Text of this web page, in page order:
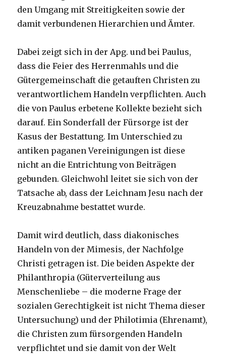
den Umgang mit Streitigkeiten sowie der
damit verbundenen Hierarchien und Ämter.
Dabei zeigt sich in der Apg. und bei Paulus,
dass die Feier des Herrenmahls und die
Gütergemeinschaft die getauften Christen zu
verantwortlichem Handeln verpflichten. Auch
die von Paulus erbetene Kollekte bezieht sich
darauf. Ein Sonderfall der Fürsorge ist der
Kasus der Bestattung. Im Unterschied zu
antiken paganen Vereinigungen ist diese
nicht an die Entrichtung von Beiträgen
gebunden. Gleichwohl leitet sie sich von der
Tatsache ab, dass der Leichnam Jesu nach der
Kreuzabnahme bestattet wurde.
Damit wird deutlich, dass diakonisches
Handeln von der Mimesis, der Nachfolge
Christi getragen ist. Die beiden Aspekte der
Philanthropia (Güterverteilung aus
Menschenliebe – die moderne Frage der
sozialen Gerechtigkeit ist nicht Thema dieser
Untersuchung) und der Philotimia (Ehrenamt),
die Christen zum fürsorgenden Handeln
verpflichtet und sie damit von der Welt